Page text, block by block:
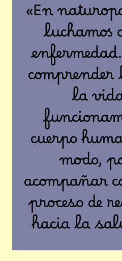
«En
comprender
la
cuerpo
modo,
acompañar
proceso de
hacia la